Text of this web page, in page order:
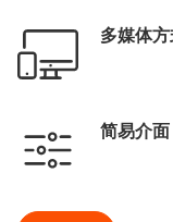
多媒体
简易介